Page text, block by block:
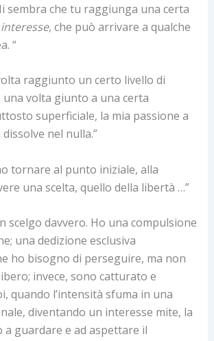
sembra che tu raggiunga una certa
, che può arrivare a qualche
“
raggiunto un certo livello di
volta giunto a una certa
superficiale, la mia passione a
nel nulla.”
tornare al punto iniziale, alla
una scelta, quello della libertà …”
scelgo davvero. Ho una compulsione
una dedizione esclusiva
ho bisogno di perseguire, ma non
invece, sono catturato e
quando l’intensità sfuma in una
diventando un interesse mite, la
a guardare e ad aspettare il